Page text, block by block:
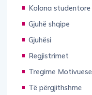
Kolona studentore
Gjuhë shqipe
Gjuhësi
Regjistrimet
Tregime Motivuese
Të përgjithshme